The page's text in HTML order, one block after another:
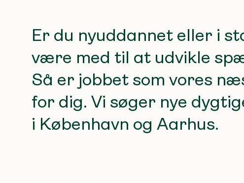
Er du nyuddannet eller i
være med til at udvikle
Så er jobbet som vores
for dig. Vi søger nye
i København og Aarhus.